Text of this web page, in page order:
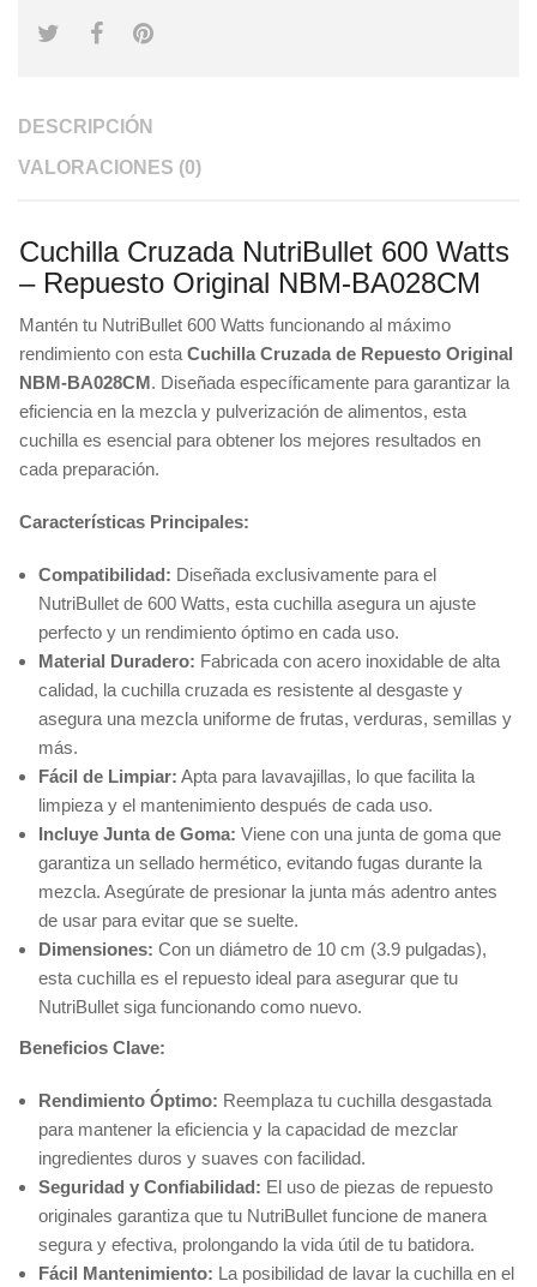
DESCRIPCIÓN
VALORACIONES (0)
Cuchilla Cruzada NutriBullet 600 Watts
– Repuesto Original NBM-BA028CM
Mantén tu NutriBullet 600 Watts funcionando al máximo
rendimiento con esta Cuchilla Cruzada de Repuesto Original
NBM-BA028CM. Diseñada específicamente para garantizar la
eficiencia en la mezcla y pulverización de alimentos, esta
cuchilla es esencial para obtener los mejores resultados en
cada preparación.
Características Principales:
Compatibilidad: Diseñada exclusivamente para el
NutriBullet de 600 Watts, esta cuchilla asegura un ajuste
perfecto y un rendimiento óptimo en cada uso.
Material Duradero: Fabricada con acero inoxidable de alta
calidad, la cuchilla cruzada es resistente al desgaste y
asegura una mezcla uniforme de frutas, verduras, semillas y
más.
Fácil de Limpiar: Apta para lavavajillas, lo que facilita la
limpieza y el mantenimiento después de cada uso.
Incluye Junta de Goma: Viene con una junta de goma que
garantiza un sellado hermético, evitando fugas durante la
mezcla. Asegúrate de presionar la junta más adentro antes
de usar para evitar que se suelte.
Dimensiones: Con un diámetro de 10 cm (3.9 pulgadas),
esta cuchilla es el repuesto ideal para asegurar que tu
NutriBullet siga funcionando como nuevo.
Beneficios Clave:
Rendimiento Óptimo: Reemplaza tu cuchilla desgastada
para mantener la eficiencia y la capacidad de mezclar
ingredientes duros y suaves con facilidad.
Seguridad y Confiabilidad: El uso de piezas de repuesto
originales garantiza que tu NutriBullet funcione de manera
segura y efectiva, prolongando la vida útil de tu batidora.
Fácil Mantenimiento: La posibilidad de lavar la cuchilla en el